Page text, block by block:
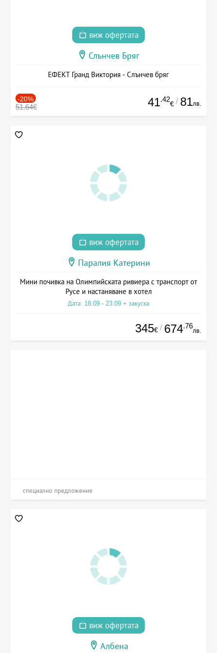
виж офертата
Слънчев Бряг
ЕФЕКТ Гранд Виктория - Слънчев бряг
-20%
51.64€ 41.42
€ / 81лв.
виж офертата
Паралия Катерини
Мини почивка на Олимпийската ривиера с транспорт от
Русе и настаняване в хотел
Дата: 18.09 - 23.09 + закуска
345€ / 674.76
лв.
специално предложение
виж офертата
Албена